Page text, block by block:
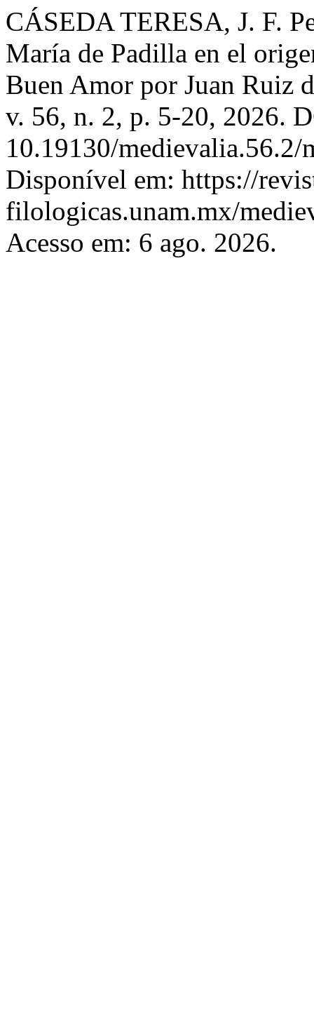
CÁSEDA TERESA, J. F.
María de Padilla en el
Buen Amor por Juan Ruiz
v. 56, n. 2, p. 5-20, 2026.
10.19130/
Disponível em: https://
filologicas.unam.mx/
Acesso em: 6 ago. 2026.